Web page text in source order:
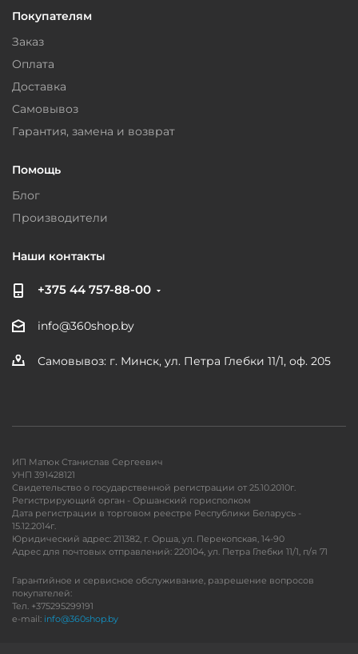
Покупателям
Заказ
Оплата
Доставка
Самовывоз
Гарантия, замена и возврат
Помощь
Блог
Производители
Наши контакты
+375 44 757-88-00
info@360shop.by
Самовывоз: г. Минск, ул. Петра Глебки 11/1, оф. 205
ИП Матюк Станислав Сергеевич
УНП 391428121
Свидетельство о государственной регистрации от 25.10.2010г.
Регистрирующий орган - Оршанский горисполком
Дата регистрации в торговом реестре Республики Беларусь -
15.12.2014г.
Юридический адрес: 211382, г. Орша, ул. Перекопская, 14-90
Адрес для почтовых отправлений: 220104, ул. Петра Глебки 11/1, п/я 71
Гарантийное и сервисное обслуживание, разрешение вопросов
покупателей:
Тел. +375295299191
e-mail: info@360shop.by